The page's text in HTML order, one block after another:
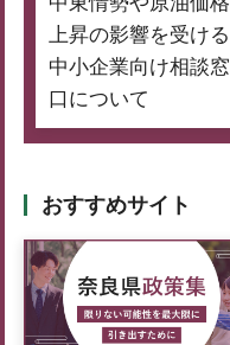
上昇の影響を受ける
中小企業向け相談窓
口について
おすすめサイト